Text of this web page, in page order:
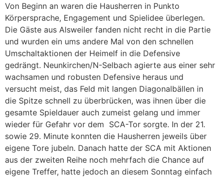
Von Beginn an waren die Hausherren in Punkto
Körpersprache, Engagement und Spielidee überlegen.
Die Gäste aus Alsweiler fanden nicht recht in die Partie
und wurden ein ums andere Mal von den schnellen
Umschaltaktionen der Heimelf in die Defensive
gedrängt. Neunkirchen/N-Selbach agierte aus einer sehr
wachsamen und robusten Defensive heraus und
versucht meist, das Feld mit langen Diagonalbällen in
die Spitze schnell zu überbrücken, was ihnen über die
gesamte Spieldauer auch zumeist gelang und immer
wieder für Gefahr vor dem SCA-Tor sorgte. In der 21.
sowie 29. Minute konnten die Hausherren jeweils über
eigene Tore jubeln. Danach hatte der SCA mit Aktionen
aus der zweiten Reihe noch mehrfach die Chance auf
eigene Treffer, hatte jedoch an diesem Sonntag einfach